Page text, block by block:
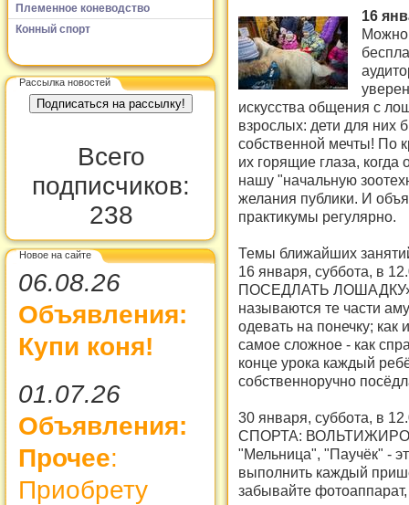
Племенное коневодство
Конный спорт
Рассылка новостей
Всего
подписчиков:
238
Новое на сайте
06.08.26
Объявления:
Купи коня!
01.07.26
Объявления:
Прочее:
Приобрету
16
Можно
искусства общения с
взрослых: дети для них
собственной мечты! По
их горящие глаза,
нашу "начальную
желания публики. И
практикумы регулярно.
Темы ближайших
16 января, суббота, в
ПОСЕДЛАТЬ ЛОШАДКУ».
называются те части
одевать на понечку; как
самое сложное - как
конце урока каждый
собственноручно
30 января, суббота, в
СПОРТА:
"Мельница", "Паучёк" -
выполнить каждый
забывайте